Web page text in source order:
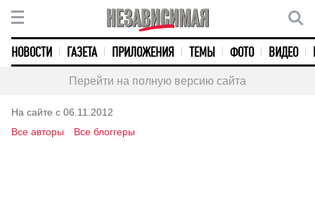
НОВОСТИ ГАЗЕТА ПРИЛОЖЕНИЯ ТЕМЫ ФОТО ВИДЕО
Перейти на полную версию сайта
На сайте с 06.11.2012
Все авторы
Все блоггеры